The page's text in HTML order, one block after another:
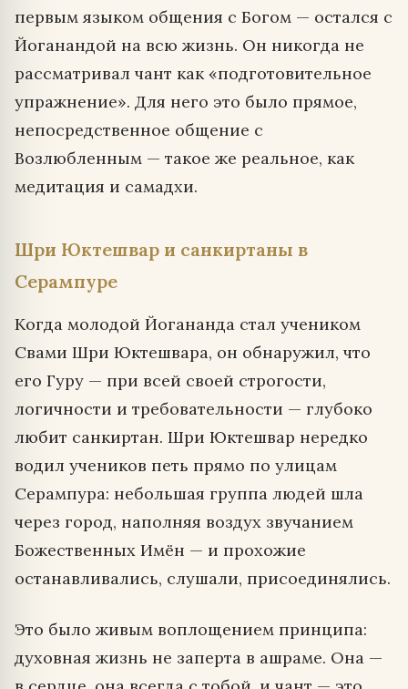
первым языком общения с Богом — остался с
Йоганандой на всю жизнь. Он никогда не
рассматривал чант как «подготовительное
упражнение». Для него это было прямое,
непосредственное общение с
Возлюбленным — такое же реальное, как
медитация и самадхи.
Шри Юктешвар и санкиртаны в
Серампуре
Когда молодой Йогананда стал учеником
Свами Шри Юктешвара, он обнаружил, что
его Гуру — при всей своей строгости,
логичности и требовательности — глубоко
любит санкиртан. Шри Юктешвар нередко
водил учеников петь прямо по улицам
Серампура: небольшая группа людей шла
через город, наполняя воздух звучанием
Божественных Имён — и прохожие
останавливались, слушали, присоединялись.
Это было живым воплощением принципа:
духовная жизнь не заперта в ашраме. Она —